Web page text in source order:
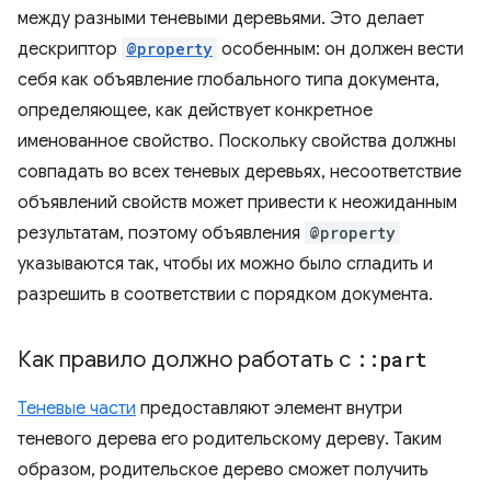
между разными теневыми деревьями. Это делает
дескриптор @property особенным: он должен вести
себя как объявление глобального типа документа,
определяющее, как действует конкретное
именованное свойство. Поскольку свойства должны
совпадать во всех теневых деревьях, несоответствие
объявлений свойств может привести к неожиданным
результатам, поэтому объявления @property
указываются так, чтобы их можно было сгладить и
разрешить в соответствии с порядком документа.
Как правило должно работать с :: part
Теневые части предоставляют элемент внутри
теневого дерева его родительскому дереву. Таким
образом, родительское дерево сможет получить